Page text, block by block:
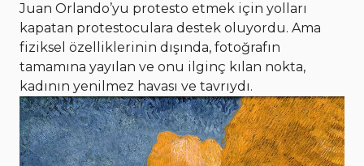
Juan Orlando’yu protesto etmek için yolları
kapatan protestoculara destek oluyordu. Ama
fiziksel özelliklerinin dışında, fotoğrafın
tamamına yayılan ve onu ilginç kılan nokta,
kadının yenilmez havası ve tavrıydı.